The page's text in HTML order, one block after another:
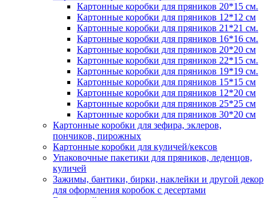
Картонные коробки для пряников 20*15 см.
Картонные коробки для пряников 12*12 см
Картонные коробки для пряников 21*21 см.
Картонные коробки для пряников 16*16 см.
Картонные коробки для пряников 20*20 см
Картонные коробки для пряников 22*15 см.
Картонные коробки для пряников 19*19 см.
Картонные коробки для пряников 15*15 см
Картонные коробки для пряников 12*20 см
Картонные коробки для пряников 25*25 см
Картонные коробки для пряников 30*20 см
Картонные коробки для зефира, эклеров,
пончиков, пирожных
Картонные коробки для куличей/кексов
Упаковочные пакетики для пряников, леденцов,
куличей
Зажимы, бантики, бирки, наклейки и другой декор
для оформления коробок с десертами